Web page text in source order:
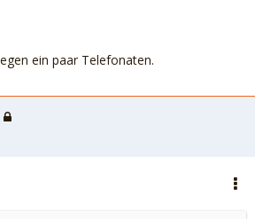
ein paar Telefonaten.